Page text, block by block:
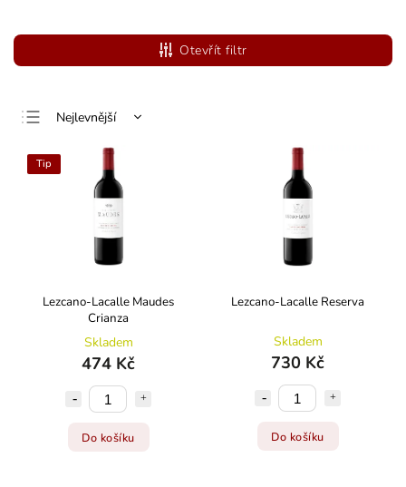
Otevřít filtr
Nejlevnější
Nejdražší
Nejprodávanější
Abecedně
Tip
Lezcano-Lacalle Maudes
Crianza
Skladem
474 Kč
Do košíku
Lezcano-Lacalle Reserva
Skladem
730 Kč
Do košíku